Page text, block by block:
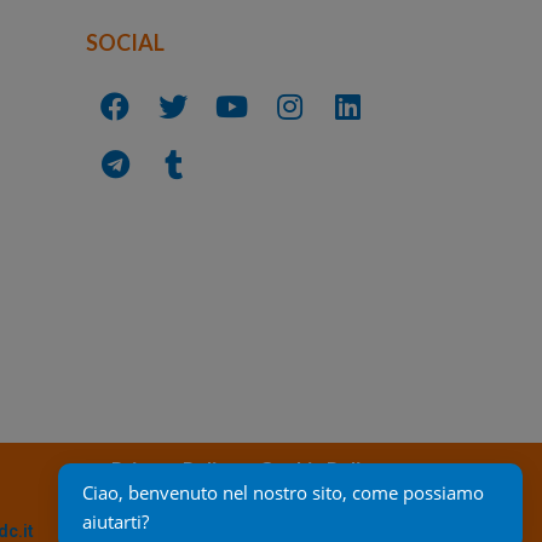
SOCIAL
Privacy Policy Cookie Policy
Ciao, benvenuto nel nostro sito, come possiamo
aiutarti?